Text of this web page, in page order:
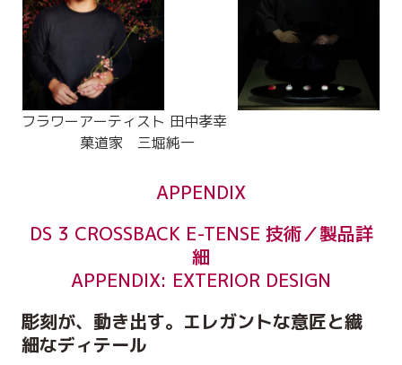
フラワーアーティスト 田中孝幸
菓道家 三堀純一
APPENDIX
DS 3 CROSSBACK E-TENSE 技術／製品詳
細
APPENDIX: EXTERIOR DESIGN
彫刻が、動き出す。エレガントな意匠と繊
細なディテール